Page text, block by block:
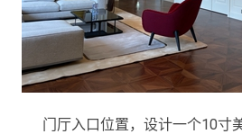
门厅入口位置，设计一个10寸